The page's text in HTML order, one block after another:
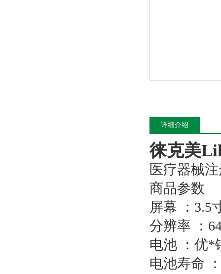
详细介绍
徕克美
医疗器械
商品参数
屏幕 ：3.5
分辨率 ：
电池 ：优*
电池寿命